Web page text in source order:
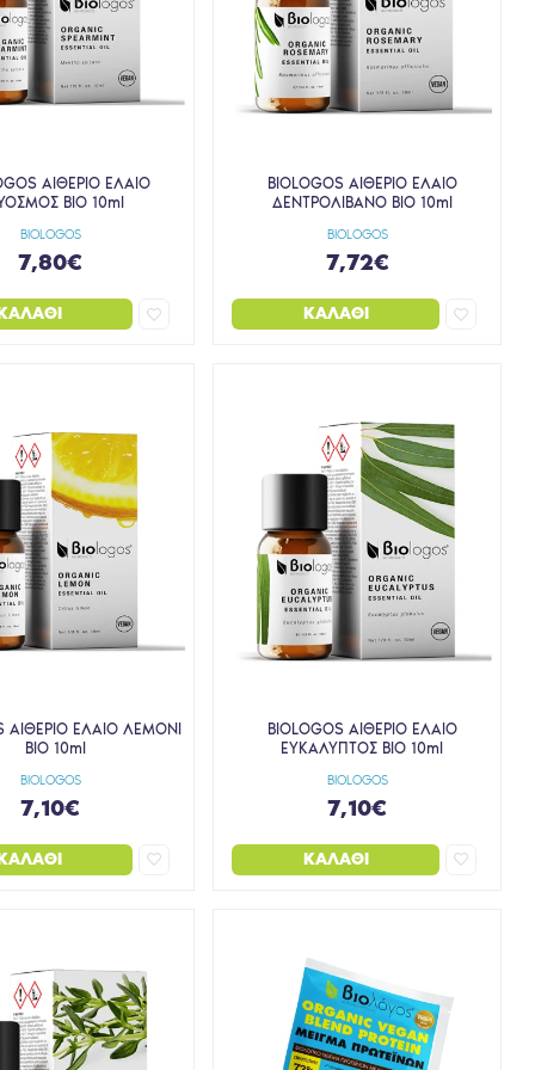
BIOLOGOS
ΑΙΘΕΡΙΟ ΕΛΑΙΟ
BIO 10ml
7,80€
BIOLOGOS
BIOLOGOS ΑΙΘΕΡΙΟ ΕΛΑΙΟ
ΔΕΝΤΡΟΛΙΒΑΝΟ BIO 10ml
7,72€
ΚΑΛΆΘΙ
BIOLOGOS
ΑΙΘΕΡΙΟ ΕΛΑΙΟ ΛΕΜΟΝΙ
BIO 10ml
7,10€
BIOLOGOS
BIOLOGOS ΑΙΘΕΡΙΟ ΕΛΑΙΟ
ΕΥΚΑΛΥΠΤΟΣ BIO 10ml
7,10€
ΚΑΛΆΘΙ